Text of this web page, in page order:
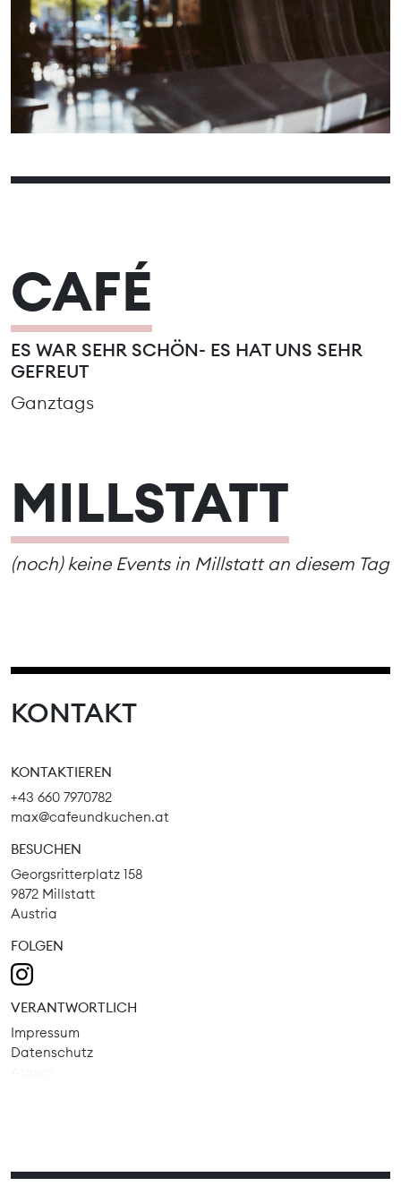
15
16 17 18 19 20
21
22
23 24 25 26 27
28
29
30
CAFÉ
ES WAR SEHR SCHÖN- ES HAT UNS SEHR
GEFREUT
Ganztags
MILLSTATT
(noch) keine Events in Millstatt an diesem Tag
KONTAKT
KONTAKTIEREN
+43 660 7970782
max@cafeundkuchen.at
BESUCHEN
Georgsritterplatz 158
9872 Millstatt
Austria
FOLGEN
VERANTWORTLICH
Impressum
Datenschutz